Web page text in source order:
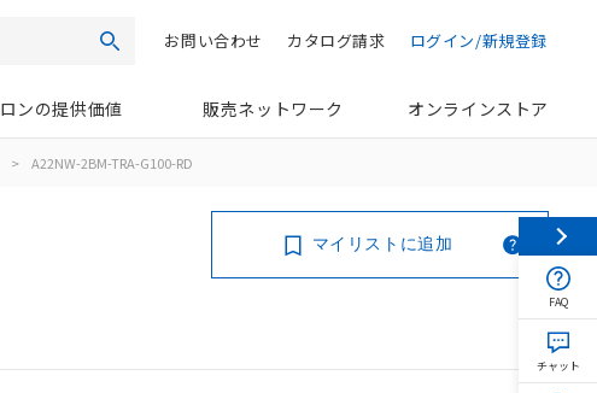
検索 ログイン/新規登録
カタログ請求
お問い合わせ
ンの提供価値 販売ネットワーク オンラインストア
> A22NW-2BM-TRA-G100-RD
マイリストに追加
FAQ
チャット